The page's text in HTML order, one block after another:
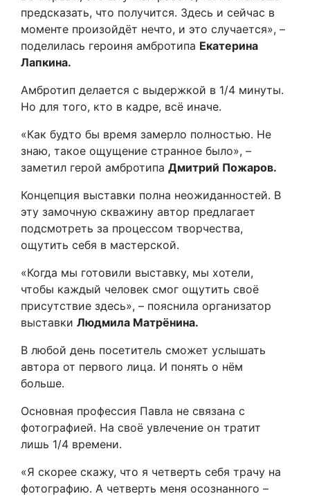
предсказать, что получится. Здесь и сейчас в
моменте произойдёт нечто, и это случается», –
поделилась героиня амбротипа Екатерина
Лапкина.
Амбротип делается с выдержкой в 1/4 минуты.
Но для того, кто в кадре, всё иначе.
«Как будто бы время замерло полностью. Не
знаю, такое ощущение странное было», –
заметил герой амбротипа Дмитрий Пожаров.
Концепция выставки полна неожиданностей. В
эту замочную скважину автор предлагает
подсмотреть за процессом творчества,
ощутить себя в мастерской.
«Когда мы готовили выставку, мы хотели,
чтобы каждый человек смог ощутить своё
присутствие здесь», – пояснила организатор
выставки Людмила Матрёнина.
В любой день посетитель сможет услышать
автора от первого лица. И понять о нём
больше.
Основная профессия Павла не связана с
фотографией. На своё увлечение он тратит
лишь 1/4 времени.
«Я скорее скажу, что я четверть себя трачу на
фотографию. А четверть меня осознанного –